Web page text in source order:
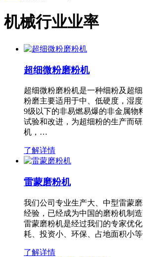
机械行业业率
超细微粉磨粉机
超细微粉磨粉机是一种细粉及超
粉磨主要适用于中、低硬度，湿
9级以下的非易燃易爆的非金属物
试验和改进，为超细粉的生产而
机，…
了解详情
雷蒙磨粉机
我们公司专业生产大、中型雷蒙
经验，已经成为中国的磨粉机制
雷蒙磨粉机是经过我们的专家优
耗、投资小、环保、占地面积小
了解详情